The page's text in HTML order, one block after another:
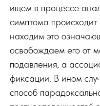
ищем в процессе
симптома
находим это
освобождаем его от
подавления, а
фиксации. В ином
способ